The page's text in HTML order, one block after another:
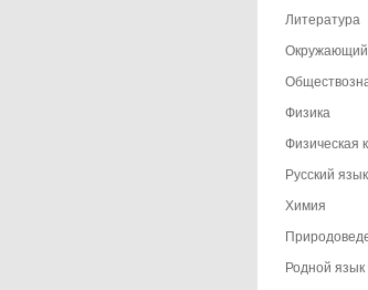
Литература
Физика
Физическая
Русский язык
Химия
Родной язык